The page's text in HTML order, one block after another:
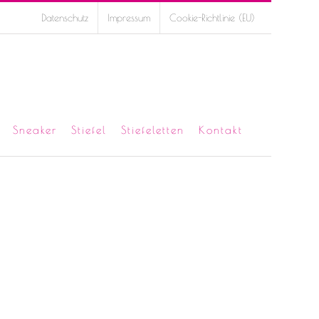
Datenschutz Impressum Cookie-Richtlinie (EU)
Sneaker Stiefel Stiefeletten Kontakt